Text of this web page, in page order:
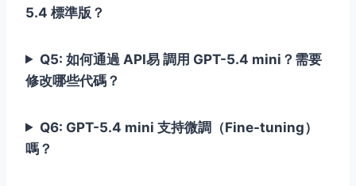
5.4 標準版？
Q5: 如何通過 API易 調用 GPT-5.4 mini？需要
修改哪些代碼？
Q6: GPT-5.4 mini 支持微調（Fine-tuning）
嗎？